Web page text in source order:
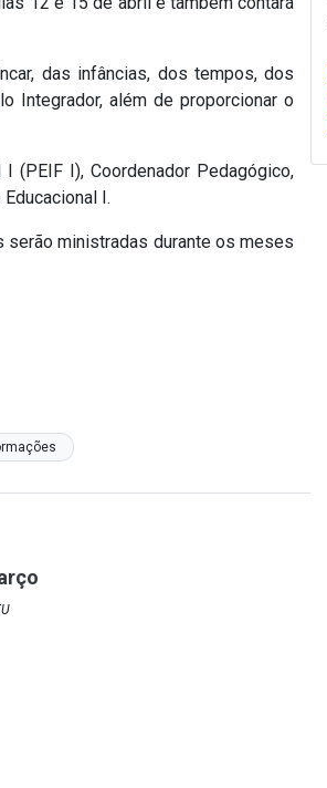
das infâncias, dos tempos, dos
Integrador, além de proporcionar o
(PEIF I), Coordenador Pedagógico,
I.
serão ministradas durante os meses